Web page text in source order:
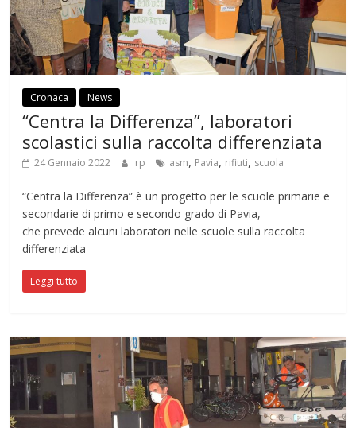
Cronaca News
“Centra la Differenza”, laboratori
scolastici sulla raccolta differenziata
24 Gennaio 2022 rp asm, Pavia, rifiuti, scuola
“Centra la Differenza” è un progetto per le scuole primarie e
secondarie di primo e secondo grado di Pavia,
che prevede alcuni laboratori nelle scuole sulla raccolta
differenziata
Leggi tutto